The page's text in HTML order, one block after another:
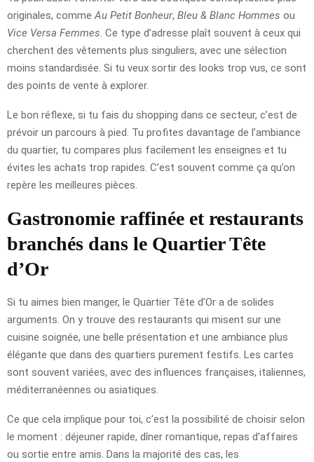
originales, comme Au Petit Bonheur, Bleu & Blanc Hommes ou
Vice Versa Femmes . Ce type d’adresse plaît souvent à ceux qui
cherchent des vêtements plus singuliers, avec une sélection
moins standardisée. Si tu veux sortir des looks trop vus, ce sont
des points de vente à explorer.
Le bon réflexe, si tu fais du shopping dans ce secteur, c’est de
prévoir un parcours à pied. Tu profites davantage de l’ambiance
du quartier, tu compares plus facilement les enseignes et tu
évites les achats trop rapides. C’est souvent comme ça qu’on
repère les meilleures pièces.
Gastronomie raffinée et restaurants
branchés dans le Quartier Tête
d’Or
Si tu aimes bien manger, le Quartier Tête d’Or a de solides
arguments. On y trouve des restaurants qui misent sur une
cuisine soignée, une belle présentation et une ambiance plus
élégante que dans des quartiers purement festifs. Les cartes
sont souvent variées, avec des influences françaises, italiennes,
méditerranéennes ou asiatiques.
Ce que cela implique pour toi, c’est la possibilité de choisir selon
le moment : déjeuner rapide, dîner romantique, repas d’affaires
ou sortie entre amis. Dans la majorité des cas, les